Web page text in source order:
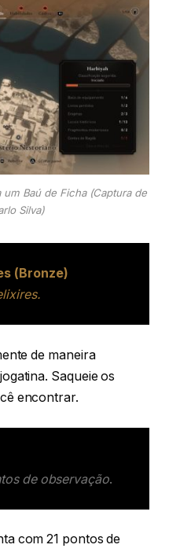
Baú de Ficha (Captura de
Silva)
(Bronze)
de maneira
Saqueie os
encontrar.
de observação.
com 21 pontos de